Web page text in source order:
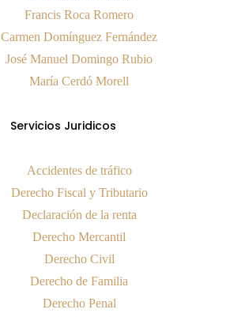
Francis Roca Romero
Carmen Domínguez Fernández
José Manuel Domingo Rubio
María Cerdó Morell
Servicios Juridicos
Accidentes de tráfico
Derecho Fiscal y Tributario
Declaración de la renta
Derecho Mercantil
Derecho Civil
Derecho de Familia
Derecho Penal